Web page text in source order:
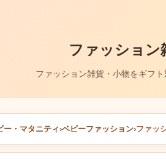
ファッション
ファッション雑貨・小物をギフ
ー・マタニティ›ベビーファッション›ファッ